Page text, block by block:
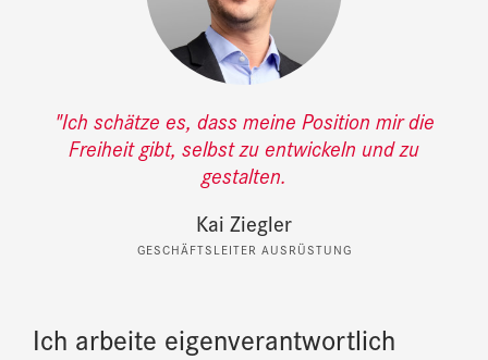
"Ich schätze es, dass meine Position mir die
Freiheit gibt, selbst zu entwickeln und zu
gestalten.
Kai Ziegler
GESCHÄFTSLEITER AUSRÜSTUNG
Ich arbeite eigenverantwortlich